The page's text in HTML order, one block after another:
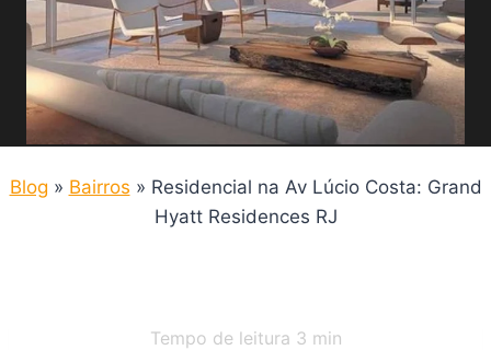
Blog » Bairros » Residencial na Av Lúcio Costa: Grand
Hyatt Residences RJ
Tempo de leitura 3 min